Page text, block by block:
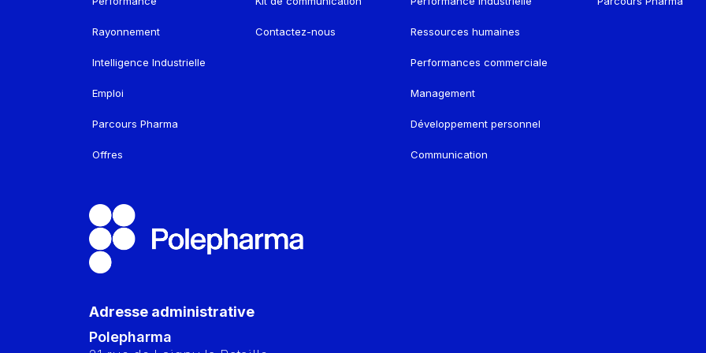
Adresse administrative
Polepharma
Rayonnement
Intelligence Industrielle
Emploi
Parcours Pharma
Offres
Contactez-nous Ressources humaines
Performances commerciale
Management
Développement personnel
Communication